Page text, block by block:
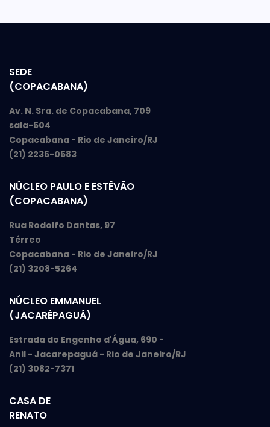
SEDE
(COPACABANA)
Av. N. Sra. de Copacabana, 709
sala-504
Copacabana - Rio de Janeiro/RJ
(21) 2236-0583
NÚCLEO PAULO E ESTÊVÃO
(COPACABANA)
Rua Rodolfo Dantas, 97
Térreo
Copacabana - Rio de Janeiro/RJ
(21) 3208-5264
NÚCLEO EMMANUEL
(JACARÉPAGUÁ)
Estrada do Engenho d'Água, 690 -
Anil - Jacarepaguá - Rio de Janeiro/RJ
(21) 3082-7371
CASA DE
RENATO